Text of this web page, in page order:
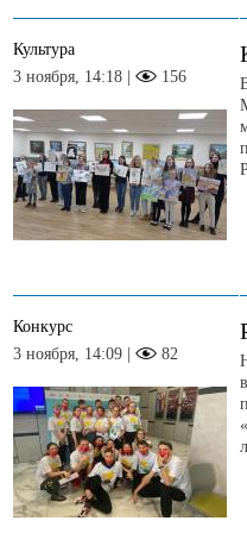
Культура
3 ноября, 14:18 |
156
Конкурс
3 ноября, 14:09 |
82